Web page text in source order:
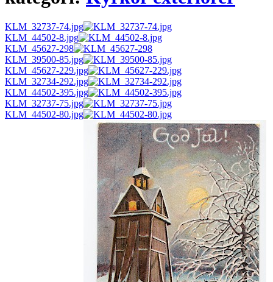
KLM_32737-74.jpg
KLM_44502-8.jpg
KLM_45627-298
KLM_39500-85.jpg
KLM_45627-229.jpg
KLM_32734-292.jpg
KLM_44502-395.jpg
KLM_32737-75.jpg
KLM_44502-80.jpg